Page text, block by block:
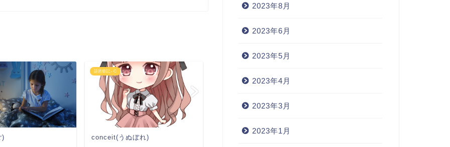
)
語呂暗記 - C
conceit(うぬぼれ) cozy（居心地の良い）
2023年8月
2023年6月
2023年5月
2023年4月
2023年3月
2023年1月